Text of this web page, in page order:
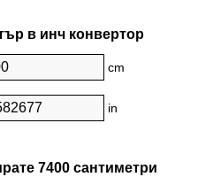
в инч конвертор
cm
in
7400 сантиметри